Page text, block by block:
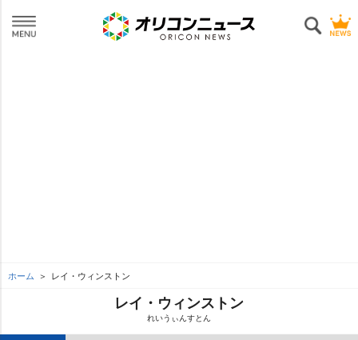
ホーム レイ・ウィンストン
レイ・ウィンストン
れいうぃんすとん